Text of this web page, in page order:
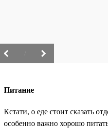
Питание
Кстати, о еде стоит сказать
особенно важно хорошо